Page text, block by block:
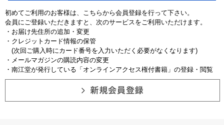
初めてご利用のお客様は、こちらから会員登録を行って下さい。
会員にご登録いただきますと、次のサービスをご利用いただけます。
・お届け先住所の追加・変更
・クレジットカード情報の保管
(次回ご購入時にカード番号を入力いただく必要がなくなります)
・メールマガジンの購読内容の変更
・南江堂が発行している「オンラインアクセス権付書籍」の登録・閲覧